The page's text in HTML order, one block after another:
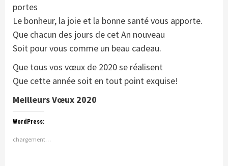
portes
Le bonheur, la joie et la bonne santé vous apporte.
Que chacun des jours de cet An nouveau
Soit pour vous comme un beau cadeau.
Que tous vos vœux de 2020 se réalisent
Que cette année soit en tout point exquise!
Meilleurs Vœux 2020
WordPress:
chargement…